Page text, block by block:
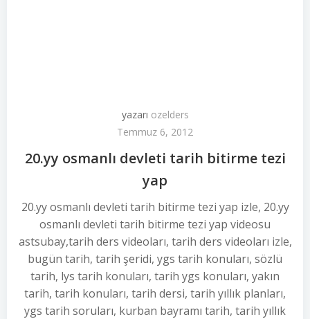
yazarı ozelders
Temmuz 6, 2012
20.yy osmanlı devleti tarih bitirme tezi
yap
20.yy osmanlı devleti tarih bitirme tezi yap izle, 20.yy
osmanlı devleti tarih bitirme tezi yap videosu
astsubay,tarih ders videoları, tarih ders videoları izle,
bugün tarih, tarih şeridi, ygs tarih konuları, sözlü
tarih, lys tarih konuları, tarih ygs konuları, yakın
tarih, tarih konuları, tarih dersi, tarih yıllık planları,
ygs tarih soruları, kurban bayramı tarih, tarih yıllık